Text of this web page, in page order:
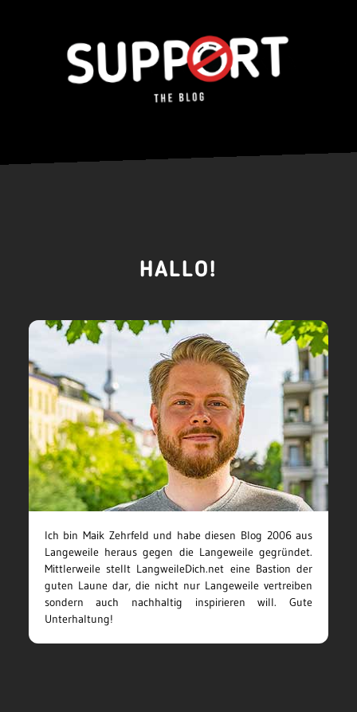
HALLO!
Ich bin Maik Zehrfeld und habe diesen Blog 2006 aus
Langeweile heraus gegen die Langeweile gegründet.
Mittlerweile stellt LangweileDich.net eine Bastion der
guten Laune dar, die nicht nur Langeweile vertreiben
sondern auch nachhaltig inspirieren will. Gute
Unterhaltung!